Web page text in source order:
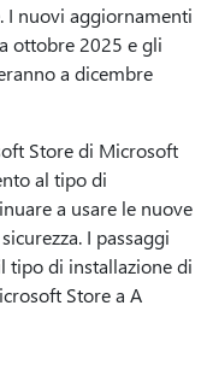
I nuovi aggiornamenti
ottobre 2025 e gli
a dicembre
Store di Microsoft
al tipo di
a usare le nuove
I passaggi
tipo di installazione di
Store a A